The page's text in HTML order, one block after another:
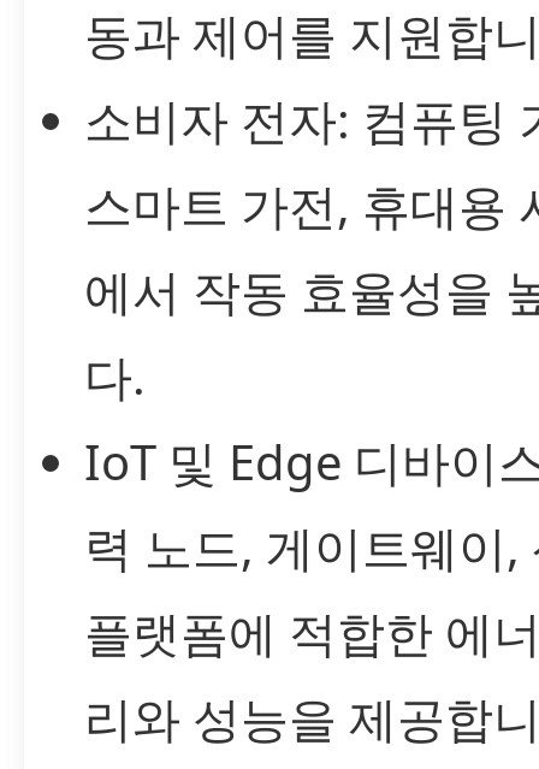
동과 제어를 지원합
소비자 전자: 컴퓨팅
스마트 가전, 휴대용
에서 작동 효율성을
다.
IoT 및 Edge 디바이
력 노드, 게이트웨이,
플랫폼에 적합한 에
리와 성능을 제공합